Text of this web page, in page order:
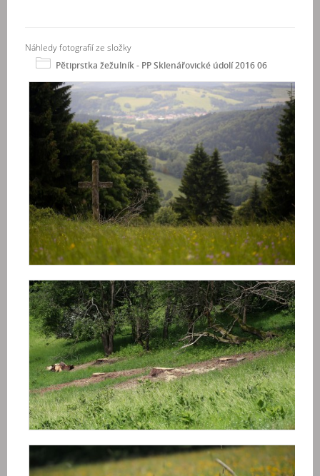
Náhledy fotografií ze složky
Pětiprstka žežulník - PP Sklenářovické údolí 2016 06